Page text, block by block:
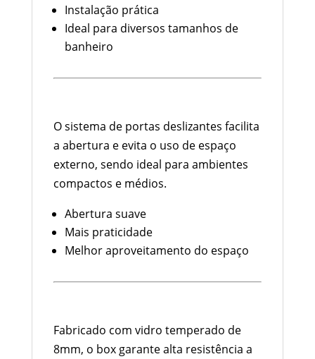
Instalação prática
Ideal para diversos tamanhos de
banheiro
O sistema de portas deslizantes facilita
a abertura e evita o uso de espaço
externo, sendo ideal para ambientes
compactos e médios.
Abertura suave
Mais praticidade
Melhor aproveitamento do espaço
Fabricado com vidro temperado de
8mm, o box garante alta resistência a